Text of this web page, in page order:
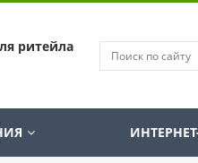
ритейла